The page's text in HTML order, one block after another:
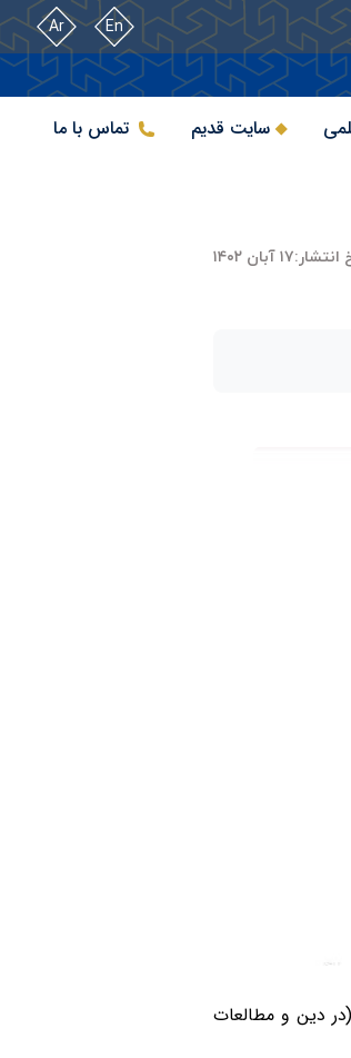
En
Ar
سایت قدیم تماس با ما
انتشار:۱۷ آبان ۱۴۰۲
دین و مطالعات